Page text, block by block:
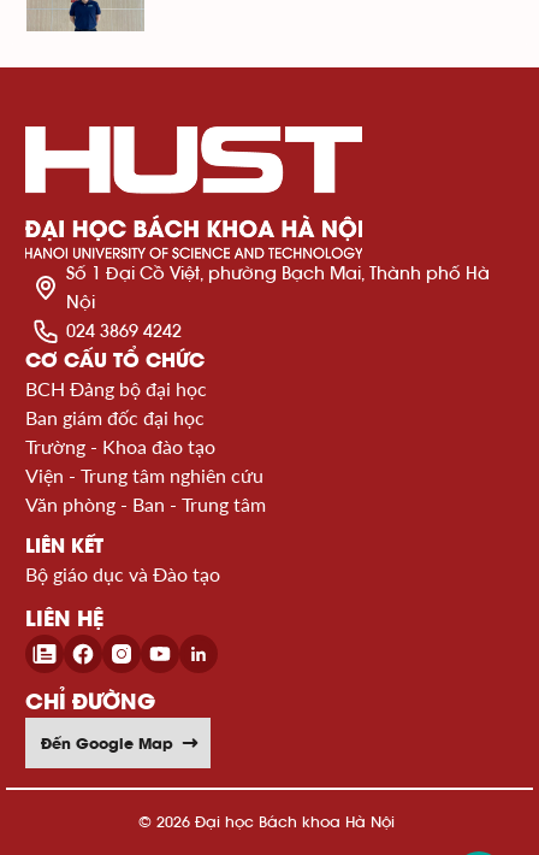
Số 1 Đại Cồ Việt, phường Bạch Mai, Thành phố Hà
Nội
024 3869 4242
CƠ CẤU TỔ CHỨC
BCH Đảng bộ đại học
Ban giám đốc đại học
Trường - Khoa đào tạo
Viện - Trung tâm nghiên cứu
Văn phòng - Ban - Trung tâm
LIÊN KẾT
Bộ giáo dục và Đào tạo
LIÊN HỆ
CHỈ ĐƯỜNG
Đến Google Map
© 2026 Đại học Bách khoa Hà Nội